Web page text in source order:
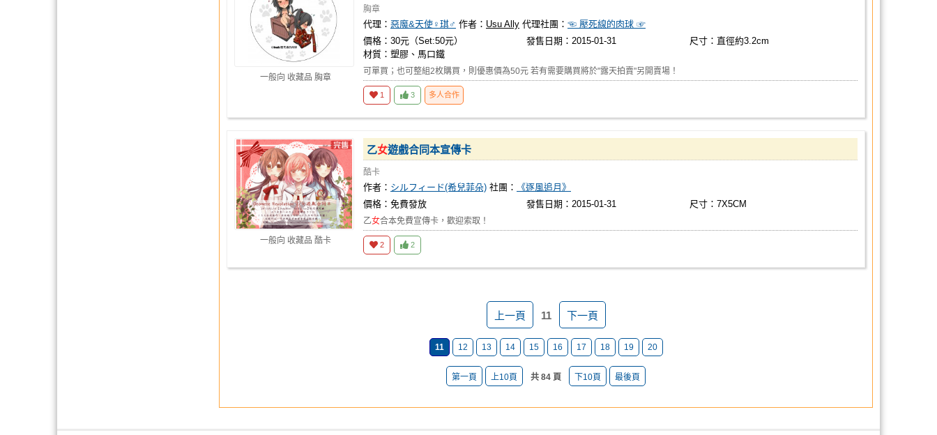
一般向 收藏品 胸章
胸章
代理： 惡魔&天使♀琪♂ 作者： Usu Ally 代理社團： ☜ 壓死線的肉球 ☞
價格：30元（Set:50元）
發售日期：2015-01-31
尺寸：直徑約3.2cm
材質：塑膠、馬口鐵
可單買；也可整組2枚購買，則優惠價為50元 若有需要購買將於"露天拍賣"另開賣場！
1 3 多人合作
一般向 收藏品 酷卡
乙女遊戲合同本宣傳卡
酷卡
作者： シルフィード(希兒菲朵) 社團：
《逐風追月》
價格：免費發放
發售日期：2015-01-31 尺寸：7X5CM
乙女合本免費宣傳卡，歡迎索取！
2 2
上一頁 11 下一頁
11 12 13 14 15 16 17 18 19 20
第一頁 上10頁 共 84 頁 下10頁 最後頁